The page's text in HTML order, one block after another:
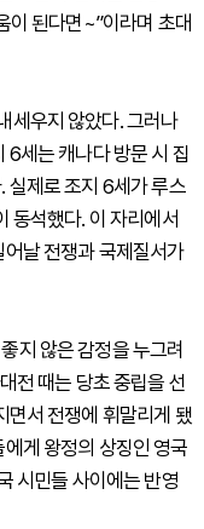
이 된다면~”이라며 초대
세우지 않았다. 그러나
6세는 캐나다 방문 시 집
실제로 조지 6세가 루스
동석했다. 이 자리에서
날 전쟁과 국제질서가
지 않은 감정을 누그려
전 때는 당초 중립을 선
면서 전쟁에 휘말리게 됐
게 왕정의 상징인 영국
시민들 사이에는 반영